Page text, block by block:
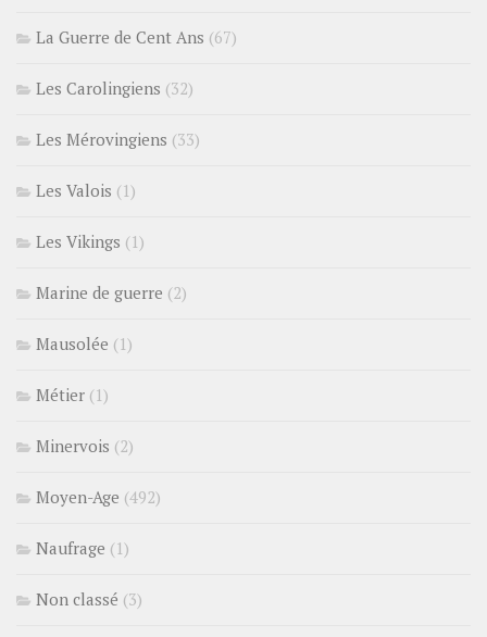
La Guerre de Cent Ans (67)
Les Carolingiens (32)
Les Mérovingiens (33)
Les Valois (1)
Les Vikings (1)
Marine de guerre (2)
Mausolée (1)
Métier (1)
Minervois (2)
Moyen-Age (492)
Naufrage (1)
Non classé (3)